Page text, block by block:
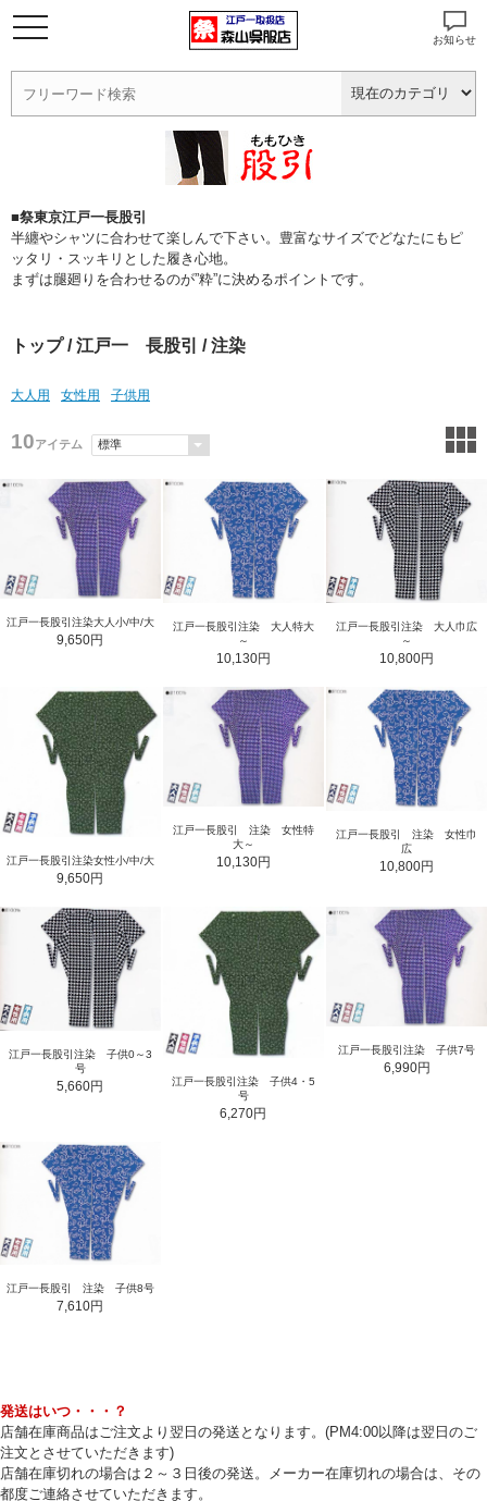
お知らせ
■祭東京江戸一長股引
半纏やシャツに合わせて楽しんで下さい。豊富なサイズでどなたにもピ
ッタリ・スッキリとした履き心地。
まずは腿廻りを合わせるのが”粋”に決めるポイントです。
トップ/江戸一 長股引 / 注染
大人用 女性用 子供用
10アイテム
江戸一長股引注染大人小/中/大
9,650円
江戸一長股引注染 大人特大
～
10,130円
江戸一長股引注染 大人巾広
～
10,800円
江戸一長股引注染女性小/中/大
9,650円
江戸一長股引 注染 女性特
大～
10,130円
江戸一長股引 注染 女性巾
広
10,800円
江戸一長股引注染 子供0～3
号
5,660円
江戸一長股引注染 子供4・5
号
6,270円
江戸一長股引注染 子供7号
6,990円
江戸一長股引 注染 子供8号
7,610円
発送はいつ・・・？
店舗在庫商品はご注文より翌日の発送となります。(PM4:00以降は翌日のご
注文とさせていただきます)
店舗在庫切れの場合は２～３日後の発送。メーカー在庫切れの場合は、その
都度ご連絡させていただきます。